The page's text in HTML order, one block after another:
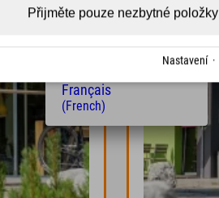
Přijměte pouze nezbytné položky
Nastavení·
(Polish)
Magyar
Français
(French)